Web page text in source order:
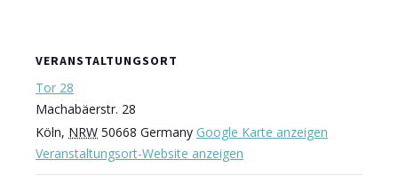
VERANSTALTUNGSORT
Tor 28
Machabäerstr. 28
Köln, NRW 50668 Germany Google Karte anzeigen
Veranstaltungsort-Website anzeigen